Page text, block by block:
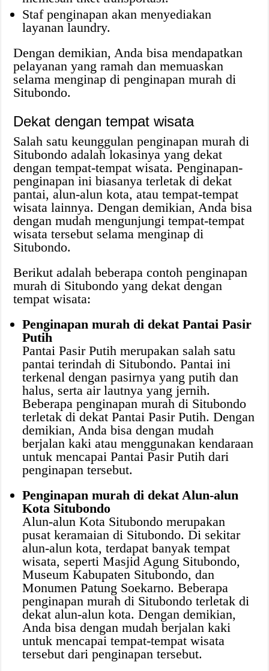
Staf penginapan akan menyediakan
layanan laundry.
Dengan demikian, Anda bisa mendapatkan
pelayanan yang ramah dan memuaskan
selama menginap di penginapan murah di
Situbondo.
Dekat dengan tempat wisata
Salah satu keunggulan penginapan murah di
Situbondo adalah lokasinya yang dekat
dengan tempat-tempat wisata. Penginapan-
penginapan ini biasanya terletak di dekat
pantai, alun-alun kota, atau tempat-tempat
wisata lainnya. Dengan demikian, Anda bisa
dengan mudah mengunjungi tempat-tempat
wisata tersebut selama menginap di
Situbondo.
Berikut adalah beberapa contoh penginapan
murah di Situbondo yang dekat dengan
tempat wisata:
Penginapan murah di dekat Pantai Pasir
Putih
Pantai Pasir Putih merupakan salah satu
pantai terindah di Situbondo. Pantai ini
terkenal dengan pasirnya yang putih dan
halus, serta air lautnya yang jernih.
Beberapa penginapan murah di Situbondo
terletak di dekat Pantai Pasir Putih. Dengan
demikian, Anda bisa dengan mudah
berjalan kaki atau menggunakan kendaraan
untuk mencapai Pantai Pasir Putih dari
penginapan tersebut.
Penginapan murah di dekat Alun-alun
Kota Situbondo
Alun-alun Kota Situbondo merupakan
pusat keramaian di Situbondo. Di sekitar
alun-alun kota, terdapat banyak tempat
wisata, seperti Masjid Agung Situbondo,
Museum Kabupaten Situbondo, dan
Monumen Patung Soekarno. Beberapa
penginapan murah di Situbondo terletak di
dekat alun-alun kota. Dengan demikian,
Anda bisa dengan mudah berjalan kaki
untuk mencapai tempat-tempat wisata
tersebut dari penginapan tersebut.